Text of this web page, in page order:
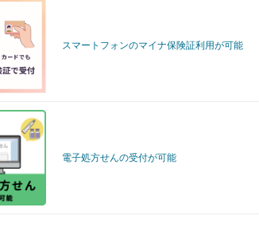
スマートフォンのマイナ保険証利用が可能
電子処方せんの受付が可能